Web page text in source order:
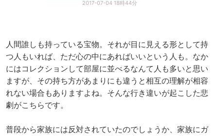
2017-07-04 18時44分
人間誰しも持っている宝物。それが目に見える形として持
つ人もいれば、ただ心の中にあればいいという人も。なか
にはコレクションして部屋に並べるなんて人も多いと思い
ますが、その持ち方があまりにも違うと相互の理解が相容
れない場合もありますよね。そんな行き違いが起こした悲
劇がこちらです。
普段から家族には反対されていたのでしょうか、家族にガ